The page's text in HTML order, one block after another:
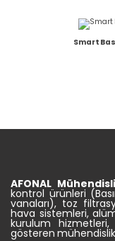
Smart
AFONAL
kontrol ürünleri
vanaları), toz
hava sistemleri,
kurulum
gösteren mühendislik